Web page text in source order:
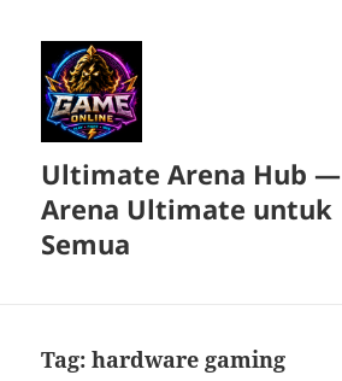
Ultimate Arena Hub —
Arena Ultimate untuk
Semua
Tag:hardware gaming